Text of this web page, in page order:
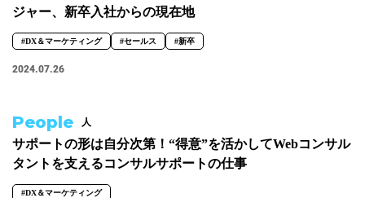
ジャー、新卒入社からの現在地
#DX＆マーケティング #セールス #新卒
2024.07.26
People 人
サポートの形は自分次第！“得意”を活かしてWebコンサル
タントを支えるコンサルサポートの仕事
#DX＆マーケティング